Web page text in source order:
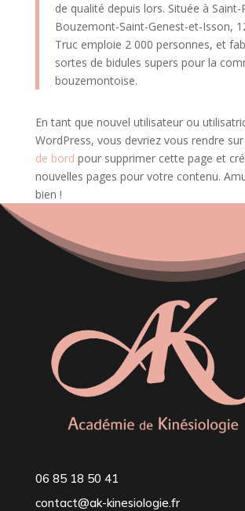
de qualité depuis lors. Située à Saint-
Bouzemont-Saint-Genest-et-Isson,
Truc emploie 2 000 personnes, et
sortes de bidules supers pour la
bouzemontoise.
En tant que nouvel utilisateur ou
WordPress, vous devriez vous rendre sur
de bord pour supprimer cette page et
nouvelles pages pour votre contenu.
bien !
06 85 18 50 41
contact@ak-kinesiologie.fr